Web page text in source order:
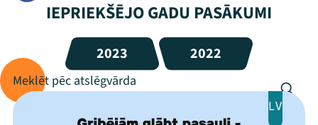
IEPRIEKŠĒJO GADU PASĀKUMI
2023 2022
LV